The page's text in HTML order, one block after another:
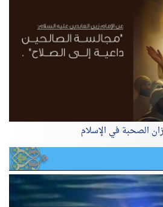
الصحبة في الإسلام